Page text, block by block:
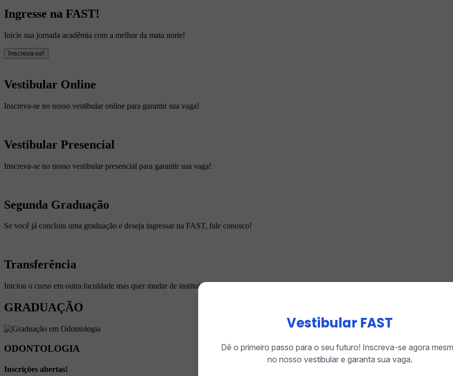
Ingresse na FAST!
Inicie sua jornada acadêmia com a melhor da mata norte!
Inscreva-se!
Vestibular Online
Inscreva-se no nosso vestibular online para garantir sua vaga!
Vestibular Presencial
Inscreva-se no nosso vestibular presencial para garantir sua vaga!
Segunda Graduação
Se você já concluiu uma graduação e deseja ingressar na FAST, fale conosco!
Transferência
Iniciou o curso em outra faculdade mas quer mudar de instituição ? Fale conosco!
GRADUAÇÃO
ODONTOLOGIA
Inscrições abertas!
Vestibular FAST
Dê o primeiro passo para o seu futuro! Inscreva-se agora
no nosso vestibular e garanta sua vaga.